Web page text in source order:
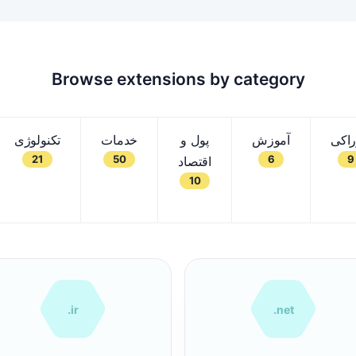
Browse extensions by category
تکنولوژی
21
خدمات
50
پول و
اقتصاد
10
آموزش
6 9
.ir .net